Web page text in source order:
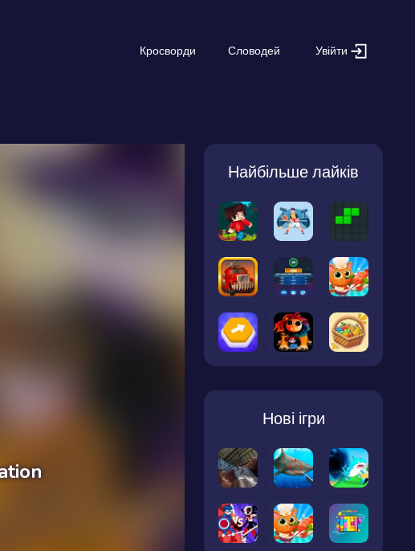
Кросворди Словодей Увійти
Найбільше лайків
Нові ігри